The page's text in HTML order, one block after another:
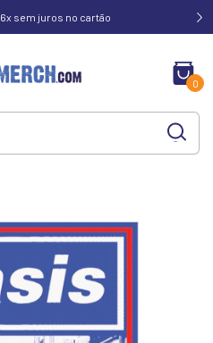
sem juros no cartão
0